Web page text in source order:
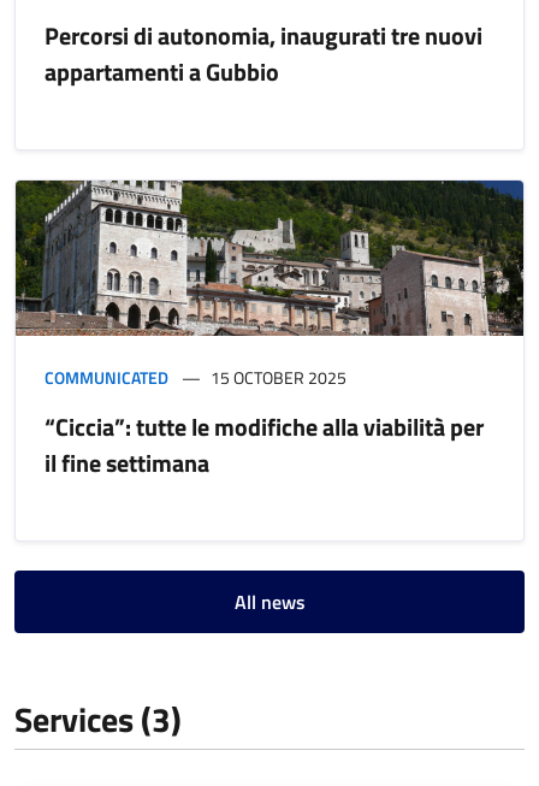
Percorsi di autonomia, inaugurati tre nuovi
appartamenti a Gubbio
COMMUNICATED 15 OCTOBER 2025
“Ciccia”: tutte le modifiche alla viabilità per
il fine settimana
All news
Services (3)